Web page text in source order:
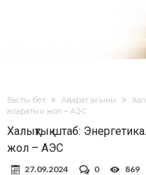
Басты бет Ақпарат ағыны
апаратын жол – АЭС
Халықтық штаб:
жол – АЭС
27.09.2024 0 869